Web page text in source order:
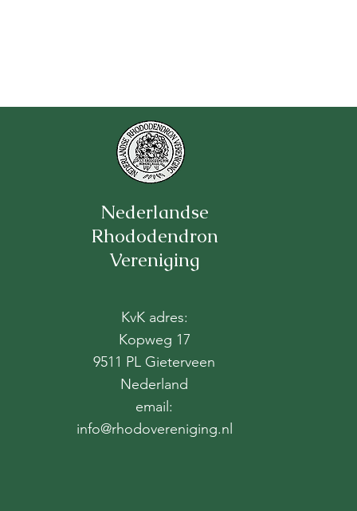
Nederlandse
Rhododendron
Vereniging
KvK adres:
Kopweg 17
9511 PL Gieterveen
Nederland
email:
info@rhodovereniging.nl